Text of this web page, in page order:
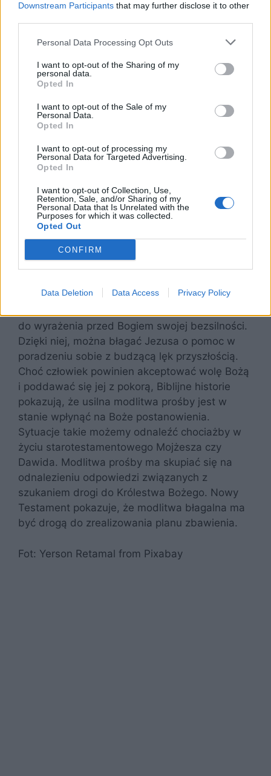
Downstream Participants that may further disclose it to other
Personal Data Processing Opt Outs
I want to opt-out of the Sharing of my
personal data.
Opted In
I want to opt-out of the Sale of my
Personal Data.
Opted In
I want to opt-out of processing my
Personal Data for Targeted Advertising.
Opted In
I want to opt-out of Collection, Use,
Retention, Sale, and/or Sharing of my
Personal Data that Is Unrelated with the
Purposes for which it was collected.
Opted Out
CONFIRM
Data Deletion Data Access Privacy Policy
Modlitwa przebłagalna
Człowiek jest z natury istotą popełniającą
grzechy. Podstawową formą przebaczenia,
które można uzyskać od Boga jest sakrament
spowiedzi świętej. Jednak o wybaczenie można
prosić Boga codziennie. W modlitwie
przebłagalnej człowiek powinien uznawać swoją
tendencję do czynienia zła. Ważne jest pokorne
przyznanie się przed Bogiem do swoich błędów
przebłagalną można zanosić do Boga w formie
gotowych tekstów czy pieśni, ale również
poprzez używanie własnych słów – nawet w
myślach, pomiędzy codziennymi obowiązkami.
do wyrażenia przed Bogiem swojej bezsilności.
Dzięki niej, można błagać Jezusa o pomoc w
poradzeniu sobie z budzącą lęk przyszłością.
Choć człowiek powinien akceptować wolę Bożą
i poddawać się jej z pokorą, Biblijne historie
pokazują, że usilna modlitwa prośby jest w
stanie wpłynąć na Boże postanowienia.
Sytuacje takie możemy odnaleźć chociażby w
życiu starotestamentowego Mojżesza czy
Dawida. Modlitwa prośby ma skupiać się na
odnalezieniu odpowiedzi związanych z
szukaniem drogi do Królestwa Bożego. Nowy
Testament pokazuje, że modlitwa błagalna ma
być drogą do zrealizowania planu zbawienia.
Fot: Yerson Retamal from Pixabay